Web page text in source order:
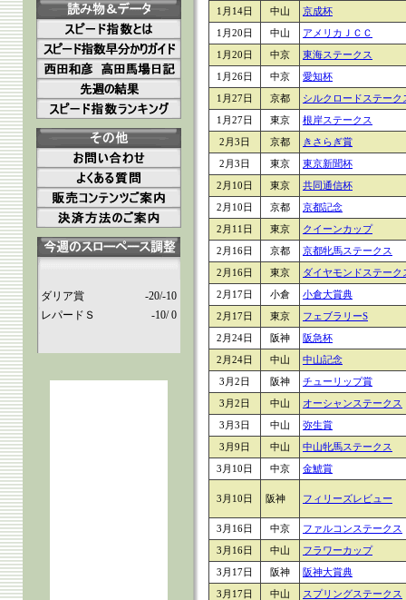
ダリア賞
-20/-10
レパードＳ
-10/ 0
1月14日
中山
京成杯
1月20日
中山
アメリカＪＣＣ
1月20日
中京
東海ステークス
1月26日
中京
愛知杯
1月27日
京都
シルクロードステーク
1月27日
東京
根岸ステークス
2月3日
京都
きさらぎ賞
2月3日
東京
東京新聞杯
2月10日
東京
共同通信杯
2月10日
京都
京都記念
2月11日
東京
クイーンカップ
2月16日
京都
京都牝馬ステークス
2月16日
東京
ダイヤモンドステーク
2月17日
小倉
小倉大賞典
2月17日
東京
フェブラリーS
2月24日
阪神
阪急杯
2月24日
中山
中山記念
3月2日
阪神
チューリップ賞
3月2日
中山
オーシャンステークス
3月3日
中山
弥生賞
3月9日
中山
中山牝馬ステークス
3月10日
中京 金鯱賞
3月10日 阪神 フィリーズレビュー
3月16日 中京
ファルコンステークス
3月16日
中山
フラワーカップ
3月17日
阪神
阪神大賞典
3月17日
中山
スプリングステークス